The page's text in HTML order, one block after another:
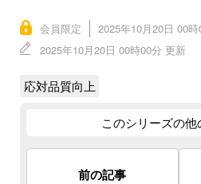
会員限定
2025年10月20日 00
2025年10月20日 00時00分 更新
応対品質向上
このシリーズの
前の記事